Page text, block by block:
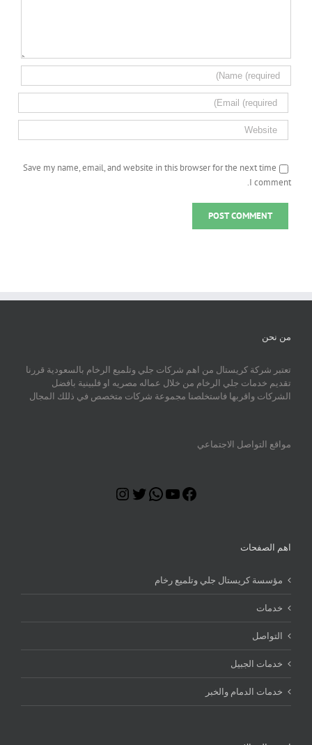
Save my name, email, and website in this browser for the next time
I comment.
من نحن
تعتبر شركة كريستال من اهم شركات جلي وتلميع الرخام بالسعودية قررنا
تقديم خدمات جلي الرخام من خلال عماله مصريه او فلبينية بافضل
الشركات واقربها فاستخلصنا مجموعة شركات متخصص في ذللك المجال
مواقع التواصل الاجتماعي
Facebook
YouTube
WhatsApp
Twitter
اهم الصفحات
مؤسسة كريستال جلي وتلميع رخام
خدمات
التواصل
خدمات الجبيل
خدمات الدمام والخبر